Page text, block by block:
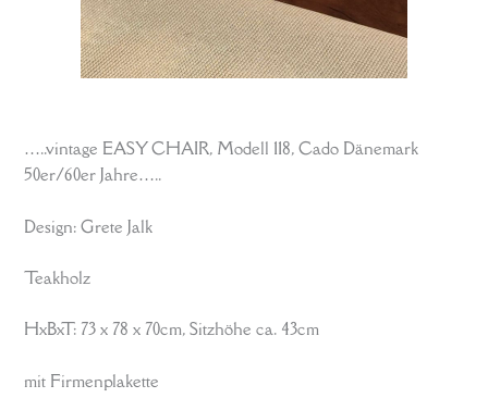
…..vintage EASY CHAIR, Modell 118, Cado Dänemark
50er/60er Jahre…..
Design: Grete Jalk
Teakholz
HxBxT: 73 x 78 x 70cm, Sitzhöhe ca. 43cm
mit Firmenplakette